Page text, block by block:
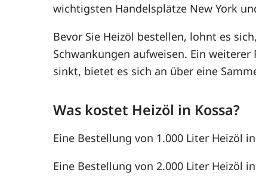
wichtigsten Handelsplätze New York
Bevor Sie Heizöl bestellen, lohnt es
Schwankungen aufweisen. Ein
sinkt, bietet es sich an über eine
Was kostet Heizöl in Kossa?
Eine Bestellung von 1.000 Liter Heizöl
Eine Bestellung von 2.000 Liter Heizöl